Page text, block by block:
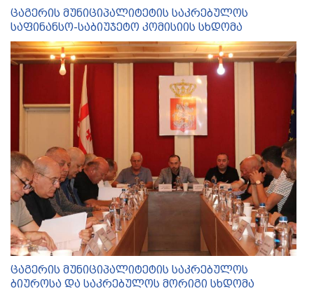
ცაგერის მუნიციპალიტეტის საკრებულოს
საფინანსო-საბიუჯეტო კომისიის სხდომა
ცაგერის მუნიციპალიტეტის საკრებულოს
ბიუროსა და საკრებულოს მორიგი სხდომა